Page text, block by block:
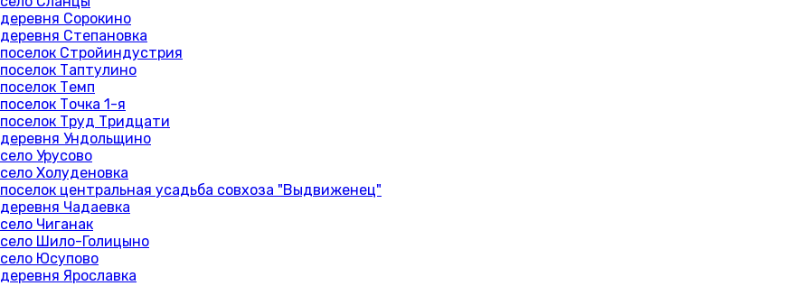
деревня Сорокино
деревня Степановка
поселок Стройиндустрия
поселок Таптулино
поселок Темп
поселок Точка 1-я
поселок Труд Тридцати
деревня Ундольщино
село Урусово
село Холуденовка
поселок центральная усадьба совхоза "Выдвиженец"
деревня Чадаевка
село Чиганак
село Шило-Голицыно
село Юсупово
деревня Ярославка